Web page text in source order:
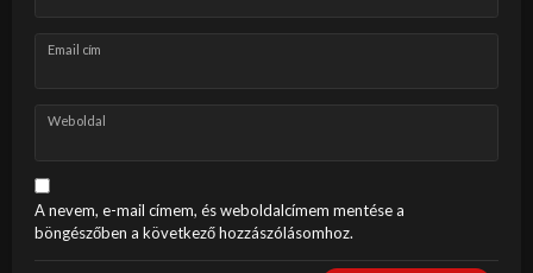
Email cím
Weboldal
A nevem, e-mail címem, és weboldalcímem mentése a
böngészőben a következő hozzászólásomhoz.